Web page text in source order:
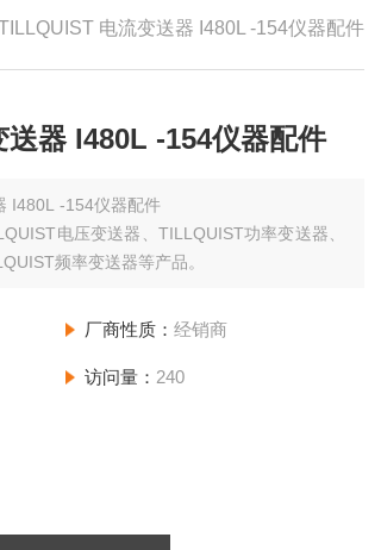
电流变送器 I480L -154仪器配件
器 I480L -154仪器配件
I480L -154仪器配件
电压变送器、TILLQUIST功率变送器、
频率变送器等产品。
厂商性质： 经销商
访问量： 240